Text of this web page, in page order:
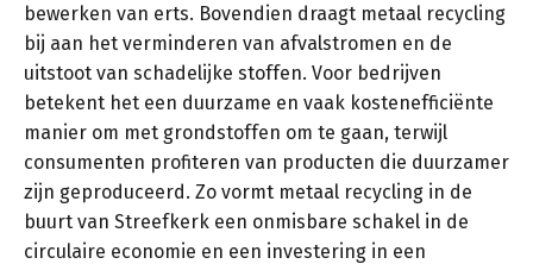
bewerken van erts. Bovendien draagt metaal recycling
bij aan het verminderen van afvalstromen en de
uitstoot van schadelijke stoffen. Voor bedrijven
betekent het een duurzame en vaak kostenefficiënte
manier om met grondstoffen om te gaan, terwijl
consumenten profiteren van producten die duurzamer
zijn geproduceerd. Zo vormt metaal recycling in de
buurt van Streefkerk een onmisbare schakel in de
circulaire economie en een investering in een